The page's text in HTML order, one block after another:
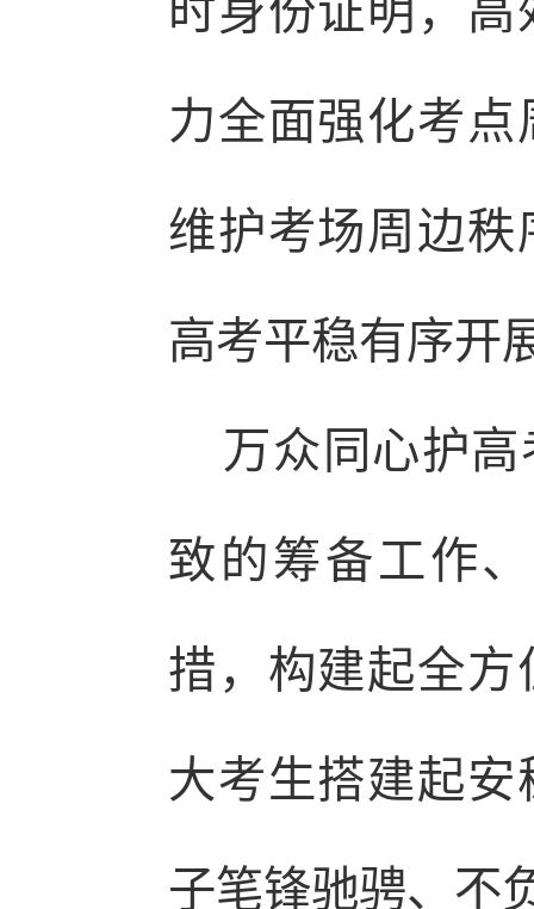
时身份证明，
力全面强化考
维护考场周边
高考平稳有序开
万众同心护高
致的筹备工作
措，构建起全
大考生搭建起
子笔锋驰骋、不